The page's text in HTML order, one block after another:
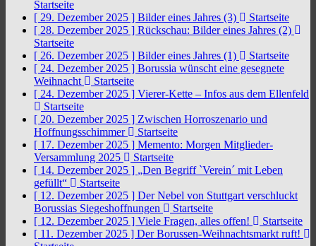
Startseite
[ 29. Dezember 2025 ] Bilder eines Jahres (3)
Startseite
[ 28. Dezember 2025 ] Rückschau: Bilder eines Jahres (2)
Startseite
[ 26. Dezember 2025 ] Bilder eines Jahres (1)
Startseite
[ 24. Dezember 2025 ] Borussia wünscht eine gesegnete
Weihnacht
Startseite
[ 24. Dezember 2025 ] Vierer-Kette – Infos aus dem Ellenfeld
Startseite
[ 20. Dezember 2025 ] Zwischen Horroszenario und
Hoffnungsschimmer
Startseite
[ 17. Dezember 2025 ] Memento: Morgen Mitglieder-
Versammlung 2025
Startseite
[ 14. Dezember 2025 ] „Den Begriff `Verein´ mit Leben
gefüllt“
Startseite
[ 12. Dezember 2025 ] Der Nebel von Stuttgart verschluckt
Borussias Siegeshoffnungen
Startseite
[ 12. Dezember 2025 ] Viele Fragen, alles offen!
Startseite
[ 11. Dezember 2025 ] Der Borussen-Weihnachtsmarkt ruft!